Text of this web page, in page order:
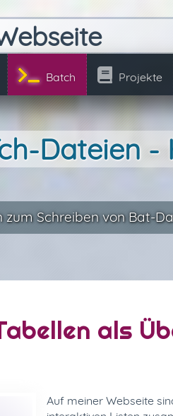
Batch Projekte
Dateien -
zum Schreiben von Bat-
als
Auf meiner Webseite